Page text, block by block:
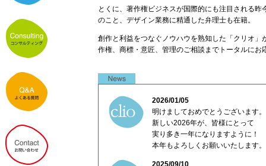
とくに、著作権ビジネスが国際的にも注目される
のこと、デザイン業務に精通した弁理士も在籍。
創作と利益をつなぐノウハウを熟知した「クリオ
作権、商標・意匠、管理のご相談までトータルにお
2026/01/05
明けましておめでとうございます。
新しい2026年が、皆様にとって
実り多き一年になりますように！
本年もよろしくお願いいたします。
2025/09/10